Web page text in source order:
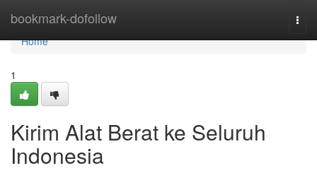
bookmark-dofollow
Home
Home
1
Kirim Alat Berat ke Seluruh
Indonesia